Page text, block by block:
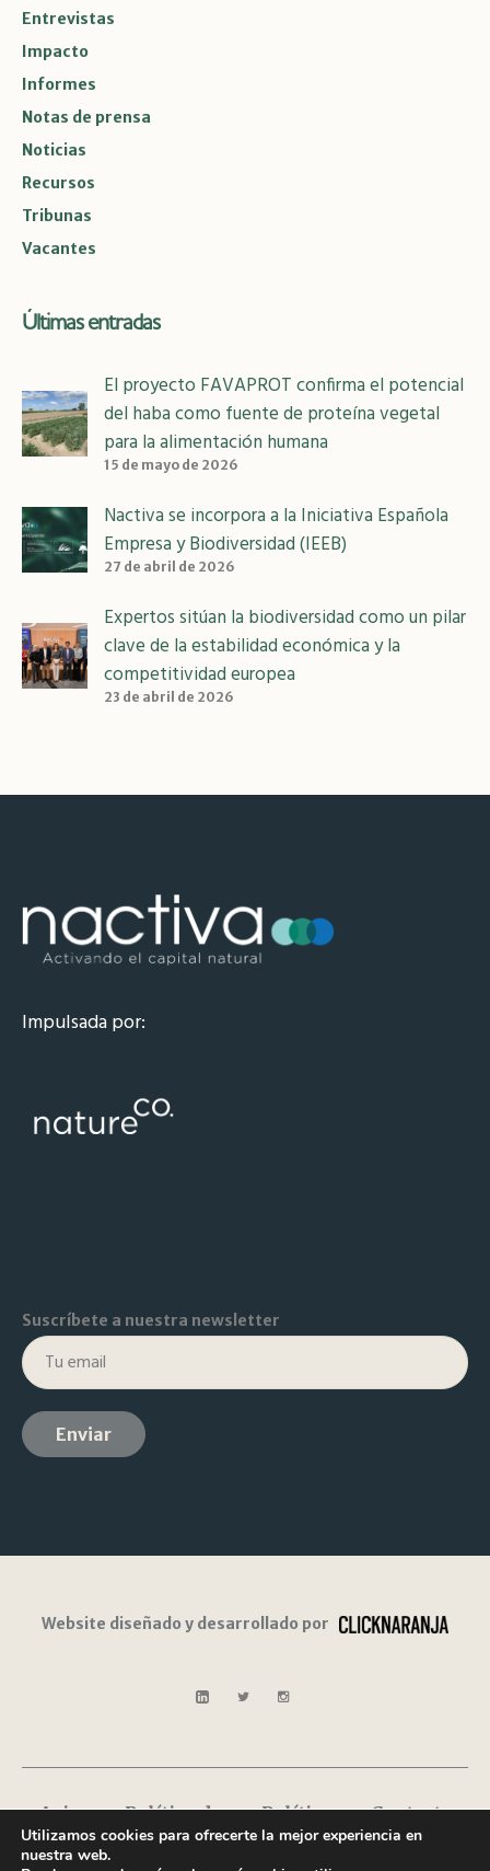
Entrevistas
Impacto
Informes
Notas de prensa
Noticias
Recursos
Tribunas
Vacantes
Últimas entradas
El proyecto FAVAPROT confirma el potencial
del haba como fuente de proteína vegetal
para la alimentación humana
15 de mayo de 2026
Nactiva se incorpora a la Iniciativa Española
Empresa y Biodiversidad (IEEB)
27 de abril de 2026
Expertos sitúan la biodiversidad como un pilar
clave de la estabilidad económica y la
competitividad europea
23 de abril de 2026
Impulsada por:
Suscríbete a nuestra newsletter
Website diseñado y desarrollado por
Aviso
Legal
Política de
privacidad
Política
de
Contacto
Utilizamos cookies para ofrecerte la mejor experiencia en
nuestra web.